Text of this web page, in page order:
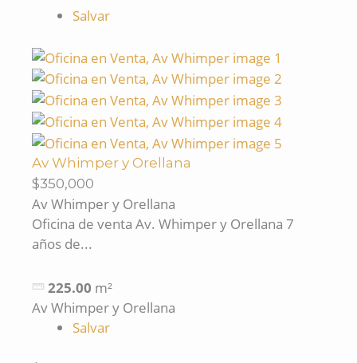
Salvar
Av Whimper y Orellana
$350,000
Av Whimper y Orellana
Oficina de venta Av. Whimper y Orellana 7
años de...
225.00 m²
Av Whimper y Orellana
Salvar